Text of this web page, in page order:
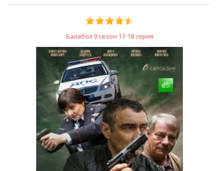
Балабол 9 сезон 17-18 серия